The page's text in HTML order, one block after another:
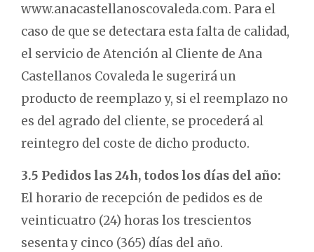
www.anacastellanoscovaleda.com. Para el
caso de que se detectara esta falta de calidad,
el servicio de Atención al Cliente de Ana
Castellanos Covaleda le sugerirá un
producto de reemplazo y, si el reemplazo no
es del agrado del cliente, se procederá al
reintegro del coste de dicho producto.
3.5 Pedidos las 24h, todos los días del año:
El horario de recepción de pedidos es de
veinticuatro (24) horas los trescientos
sesenta y cinco (365) días del año.